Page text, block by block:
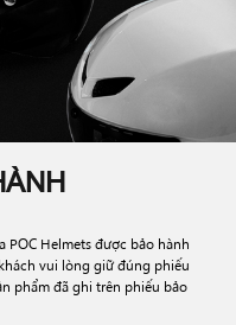
POC Helmets được bảo hành
vui lòng giữ đúng phiếu
phẩm đã ghi trên phiếu bảo